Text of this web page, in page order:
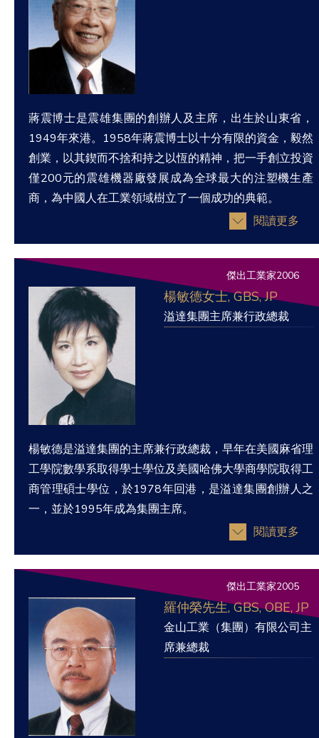
蔣震博士是震雄集團的創辦人及主席，出生於山東省，
1949年來港。1958年蔣震博士以十分有限的資金，毅然
創業，以其鍥而不捨和持之以恆的精神，把一手創立投資
僅200元的震雄機器廠發展成為全球最大的注塑機生產
商，為中國人在工業領域樹立了一個成功的典範。
閱讀更多
傑出工業家2006
楊敏德女士, GBS, JP
溢達集團主席兼行政總裁
楊敏德是溢達集團的主席兼行政總裁，早年在美國麻省理
工學院數學系取得學士學位及美國哈佛大學商學院取得工
商管理碩士學位，於1978年回港，是溢達集團創辦人之
一，並於1995年成為集團主席。
閱讀更多
傑出工業家2005
羅仲榮先生, GBS, OBE, JP
金山工業（集團）有限公司主
席兼總裁